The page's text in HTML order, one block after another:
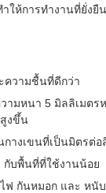
าให้การทํางานที่ยั่ง
ความชื้นที่ดีกว่า
ามหนา 5 มิลลิเมตร
งขึ้น
กางเขนที่เป็นมิตรต่อ
กับพื้นที่ที่ใช้งานน้อย
กันหมอก และ หนับ